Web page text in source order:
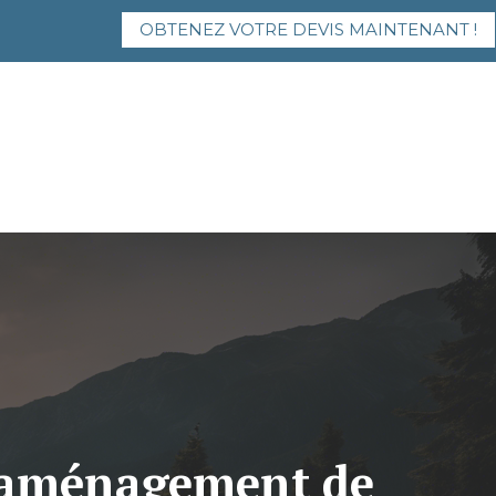
OBTENEZ VOTRE DEVIS MAINTENANT !
de